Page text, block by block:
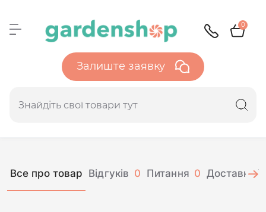
0
Залиште заявку
Все про товар Відгуків 0 Питання 0 Доставка і